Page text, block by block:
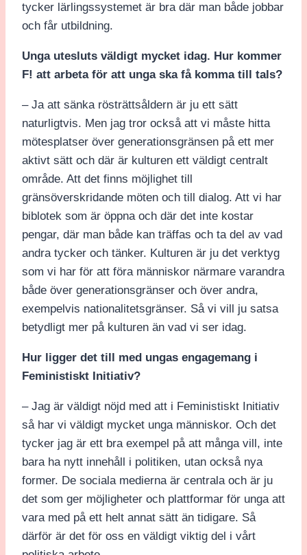
tycker lärlingssystemet är bra där man både jobbar
och får utbildning.
Unga utesluts väldigt mycket idag. Hur kommer
F! att arbeta för att unga ska få komma till tals?
– Ja att sänka rösträttsåldern är ju ett sätt
naturligtvis. Men jag tror också att vi måste hitta
mötesplatser över generationsgränsen på ett mer
aktivt sätt och där är kulturen ett väldigt centralt
område. Att det finns möjlighet till
gränsöverskridande möten och till dialog. Att vi har
biblotek som är öppna och där det inte kostar
pengar, där man både kan träffas och ta del av vad
andra tycker och tänker. Kulturen är ju det verktyg
som vi har för att föra människor närmare varandra
både över generationsgränser och över andra,
exempelvis nationalitetsgränser. Så vi vill ju satsa
betydligt mer på kulturen än vad vi ser idag.
Hur ligger det till med ungas engagemang i
Feministiskt Initiativ?
– Jag är väldigt nöjd med att i Feministiskt Initiativ
så har vi väldigt mycket unga människor. Och det
tycker jag är ett bra exempel på att många vill, inte
bara ha nytt innehåll i politiken, utan också nya
former. De sociala medierna är centrala och är ju
det som ger möjligheter och plattformar för unga att
vara med på ett helt annat sätt än tidigare. Så
därför är det för oss en väldigt viktig del i vårt